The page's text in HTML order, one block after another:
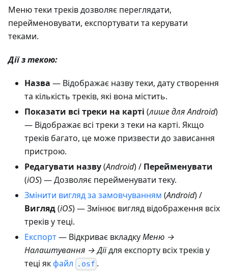
Меню теки треків дозволяє переглядати,
перейменовувати, експортувати та керувати
теками.
Дії з текою:
Назва — Відображає назву теки, дату створення
та кількість треків, які вона містить.
Показати всі треки на карті (лише для Android)
— Відображає всі треки з теки на карті. Якщо
треків багато, це може призвести до зависання
пристрою.
Редагувати назву(Android) / Перейменувати
(iOS) — Дозволяє перейменувати теку.
Змінити вигляд за замовчуванням (Android) /
Вигляд(iOS) — Змінює вигляд відображення всіх
треків у теці.
Експорт— Відкриває вкладкуМеню →
Налаштування → Діїдля експорту всіх треків у
теці якфайл .osf .